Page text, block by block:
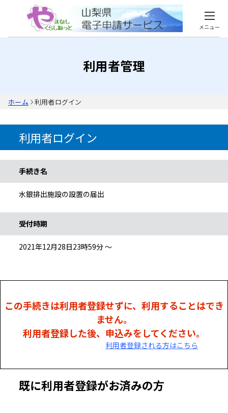
メニュー
利用者管理
ホーム 利用者ログイン
利用者ログイン
手続き名
水銀排出施設の設置の届出
受付時期
2021年12月28日23時59分 ～
この手続きは利用者登録せずに、利用することはでき
ません。
利用者登録した後、申込みをしてください。
利用者登録される方はこちら
既に利用者登録がお済みの方